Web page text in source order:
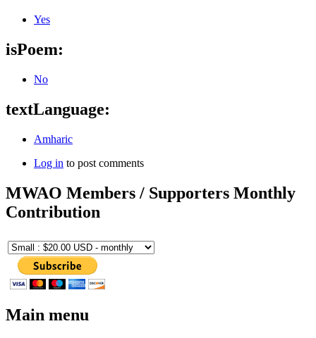
Yes
isPoem:
No
textLanguage:
Amharic
Log in to post comments
MWAO Members / Supporters Monthly
Contribution
Main menu